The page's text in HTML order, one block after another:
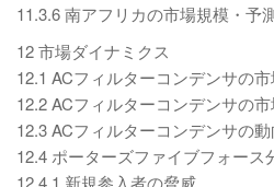
11.3.6 南アフリカの市場規模・予
12 市場ダイナミクス
12.1 ACフィルターコンデンサの
12.2 ACフィルターコンデンサの
12.3 ACフィルターコンデンサの
12.4 ポーターズファイブフォース
12.4.1 新規参入者の脅威